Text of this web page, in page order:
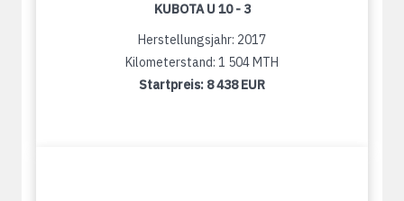
KUBOTA U 10 - 3
Herstellungsjahr: 2017
Kilometerstand: 1 504 MTH
Startpreis: 8 438 EUR